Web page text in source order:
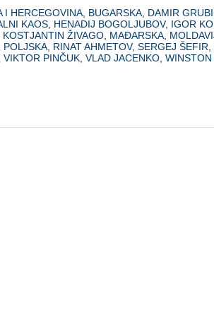
I HERCEGOVINA BUGARSKA DAMIR
KAOS HENADIJ BOGOLJUBOV, IGOR
KOSTJANTIN ŽIVAGO MAĐARSKA
POLJSKA RINAT AHMETOV, SERGEJ ŠEFIR
VIKTOR PINČUK VLAD JACENKO WINSTON